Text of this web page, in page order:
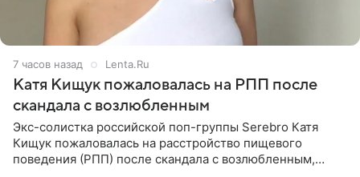
7 часов назад Lenta.Ru
Катя Кищук пожаловалась на РПП после
скандала с возлюбленным
Экс-солистка российской поп-группы Serebro Катя
Кищук пожаловалась на расстройство пищевого
поведения (РПП) после скандала с возлюбленным,